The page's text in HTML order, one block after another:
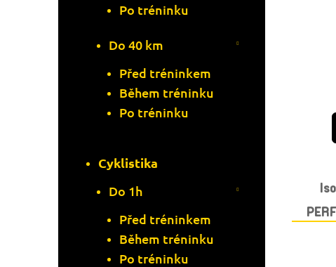
Po tréninku
Do 40 km
Před tréninkem
Během tréninku
Po tréninku
Cyklistika
Do 1h
Před tréninkem
Během tréninku
Po tréninku